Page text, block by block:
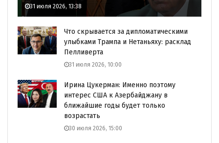
31 июля 2026, 13:38
Что скрывается за дипломатическими
улыбками Трампа и Нетаньяху: расклад
Пелливерта
31 июля 2026, 10:00
Ирина Цукерман: Именно поэтому
интерес США к Азербайджану в
ближайшие годы будет только
возрастать
30 июля 2026, 15:00